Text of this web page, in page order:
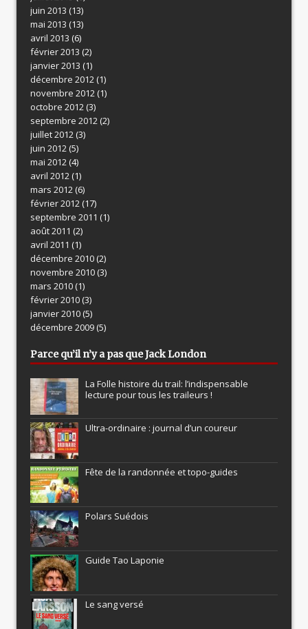
juin 2013 (13)
mai 2013 (13)
avril 2013 (6)
février 2013 (2)
janvier 2013 (1)
décembre 2012(1)
novembre 2012(1)
octobre 2012(3)
septembre 2012(2)
juillet 2012(3)
juin 2012(5)
mai 2012(4)
avril 2012(1)
mars 2012(6)
février 2012(17)
septembre 2011 (1)
août 2011 (2)
avril 2011 (1)
décembre 2010(2)
novembre 2010(3)
mars 2010(1)
février 2010(3)
janvier 2010(5)
décembre 2009(5)
Parce qu’il n’y a pas que Jack London
La Folle histoire du trail: l’indispensable
lecture pour tous les traileurs !
Ultra-ordinaire : journal d’un coureur
Fête de la randonnée et topo-guides
Polars Suédois
Guide Tao Laponie
Le sang versé